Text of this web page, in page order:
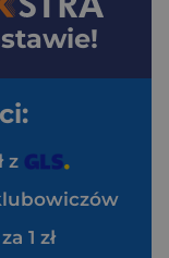
z
1 zł